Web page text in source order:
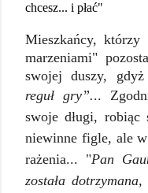
chcesz... i płać"
Mieszkańcy,
marzeniami"
swojej duszy, gdyż
reguł gry”...
swoje długi, robiąc
niewinne figle, ale
rażenia... "Pan
została